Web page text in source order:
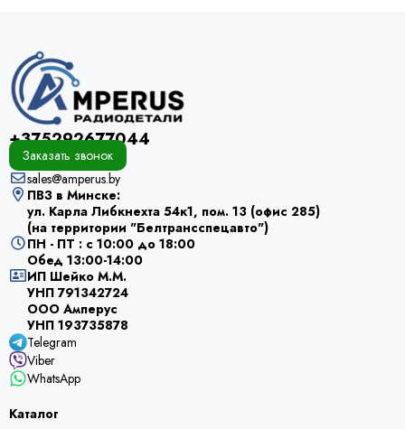
+375292677044
Заказать звонок
sales@amperus.by
ПВЗ в Минске:
ул. Карла Либкнехта 54к1, пом. 13 (офис 285)
(на территории "Белтрансспецавто")
ПН - ПТ : с 10:00 до 18:00
Обед 13:00-14:00
ИП Шейко М.М.
УНП 791342724
ООО Амперус
УНП 193735878
Telegram
Viber
WhatsApp
Каталог